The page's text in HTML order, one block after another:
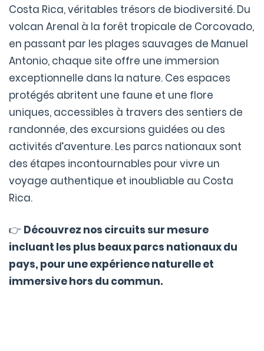
Costa Rica, véritables trésors de biodiversité. Du
volcan Arenal à la forêt tropicale de Corcovado,
en passant par les plages sauvages de Manuel
Antonio, chaque site offre une immersion
exceptionnelle dans la nature. Ces espaces
protégés abritent une faune et une flore
uniques, accessibles à travers des sentiers de
randonnée, des excursions guidées ou des
activités d’aventure. Les parcs nationaux sont
des étapes incontournables pour vivre un
voyage authentique et inoubliable au Costa
Rica.
👉 Découvrez nos circuits sur mesure
incluant les plus beaux parcs nationaux du
pays, pour une expérience naturelle et
immersive hors du commun.